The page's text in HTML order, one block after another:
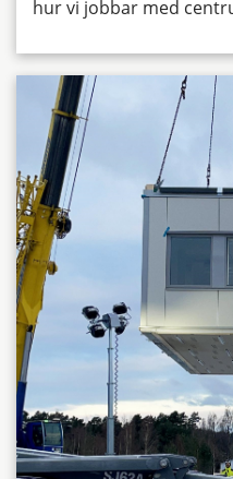
hur vi jobbar med